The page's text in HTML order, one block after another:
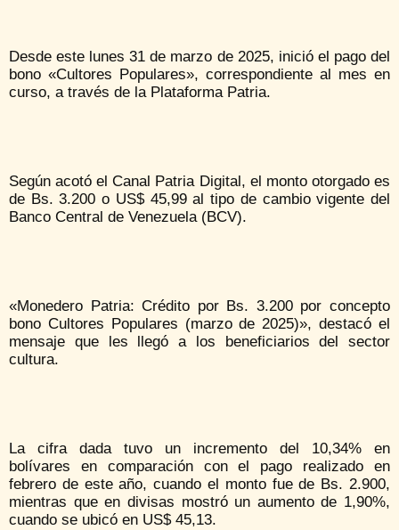
Desde este lunes 31 de marzo de 2025, inició el pago del
bono «Cultores Populares», correspondiente al mes en
curso, a través de la Plataforma Patria.
Según acotó el Canal Patria Digital, el monto otorgado es
de Bs. 3.200 o US$ 45,99 al tipo de cambio vigente del
Banco Central de Venezuela (BCV).
«Monedero Patria: Crédito por Bs. 3.200 por concepto
bono Cultores Populares (marzo de 2025)», destacó el
mensaje que les llegó a los beneficiarios del sector
cultura.
La cifra dada tuvo un incremento del 10,34% en
bolívares en comparación con el pago realizado en
febrero de este año, cuando el monto fue de Bs. 2.900,
mientras que en divisas mostró un aumento de 1,90%,
cuando se ubicó en US$ 45,13.